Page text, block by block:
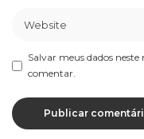
Salvar meus dados
comentar.